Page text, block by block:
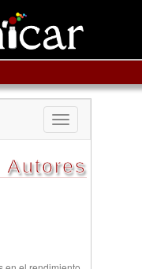
Toggle
navigation
Autores